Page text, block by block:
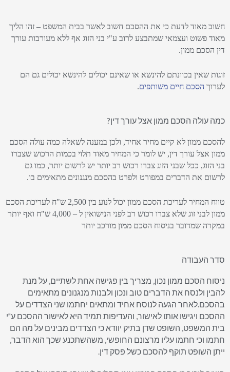
חשוב מאוד לדעת כי את ההסכם חשוב לאשר בבית המשפט – זהו הליך
מאוד פשוט ועצמאי שמתבצע לרוב ע"י בני הזוג אף ללא מעורבות עורך
דין הסכם ממון.
זוגות שאין בכוונתם להינשא או שאינם יכולים להינשא יכולים גם הם
לערוך הסכם חיים משותפים.
כמה עולה הסכם ממון אצל עורך דין?
להסכם ממון לא קיים מחיר אחיד, ולכן במענה לשאלה כמה עולה הסכם
ממון אצל עורך דין, יש לומר כי המחיר מאוד תלוי בכמות הרכוש שצברו
בני הזוג, ככל שבני הזוג צברו רכוש רב יותר יש לרשום יותר, כמו גם
לרשום את הדברים במפורט ולפרט בהסכם מנגנונים מתאימים בו.
טווח המחיר לעריכת הסכם ממון יכול לנוע בין 2,500 ש"ח לעריכת הסכם
ממון לבני זוג שלא צברו רכוש רב לפני הנישואין ל – 4,000 ש"ח ואף יותר
במקרה שמדובר בניסוח הסכם ממון מורכב יותר
סדר העבודה
ניסוח הסכם ממון נכון, מצריך בין פגישה אחת לשתיים, על מנת
להבין ולנסח את הדברים טוב ונכון ולבנות מנגנונים מתאימים
בהסכם.לאחר הגעה לנוסח אחיד ומתאים יחתמו שני הצדדים על
ההסכם ויגישו אותו לאישור, והעדיפות תמיד היא לאישור ההסכם ע"י
בית המשפט, השופט שדן בתיק יוודא כי הצדדים מבינים על מה הם
חתמו וכי חתמו עליו מרצונם החופשי, משהשתכנע שכך הוא הדבר,
ייתן השופט תוקף להסכם כשל פסק דין.